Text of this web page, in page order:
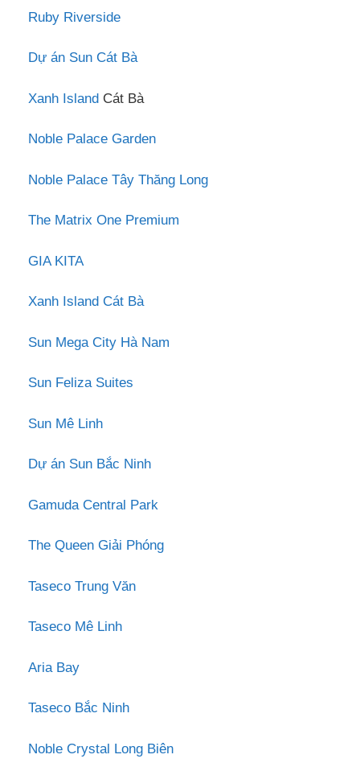
Ruby Riverside
Dự án Sun Cát Bà
Xanh Island Cát Bà
Noble Palace Garden
Noble Palace Tây Thăng Long
The Matrix One Premium
GIA KITA
Xanh Island Cát Bà
Sun Mega City Hà Nam
Sun Feliza Suites
Sun Mê Linh
Dự án Sun Bắc Ninh
Gamuda Central Park
The Queen Giải Phóng
Taseco Trung Văn
Taseco Mê Linh
Aria Bay
Taseco Bắc Ninh
Noble Crystal Long Biên